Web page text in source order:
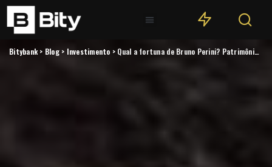
Bitybank > Blog> Investimento > Qual a fortuna de Bruno Perini? Patrimônio, investimentos e mais